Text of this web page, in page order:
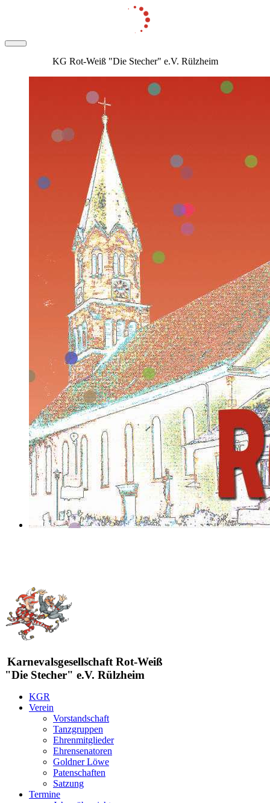
KG Rot-Weiß "Die Stecher" e.V. Rülzheim
Karnevalsgesellschaft Rot-Weiß
"Die Stecher" e.V. Rülzheim
KGR
Verein
Vorstandschaft
Tanzgruppen
Ehrenmitglieder
Ehrensenatoren
Goldner Löwe
Patenschaften
Satzung
Termine